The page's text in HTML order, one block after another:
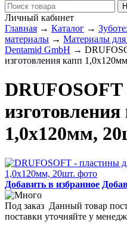
Личный кабинет
Главная → Каталог →
материалы → Материалы для
Dentamid GmbH →
изготовления капп
1,0х120мм,
Добавить в избранное
Под заказ Данный товар
поставки уточняйте у